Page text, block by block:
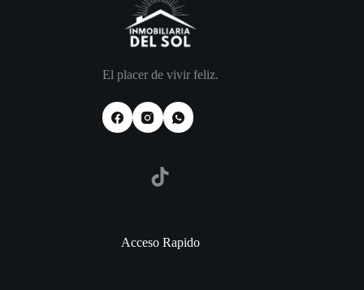
El placer de vivir feliz.
TikTok
Acceso Rapido